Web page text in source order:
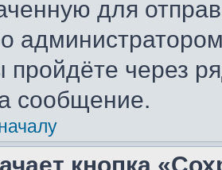
для
пройдёте через
сообщение.